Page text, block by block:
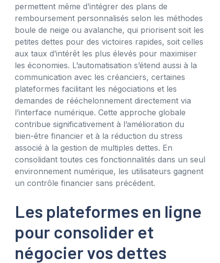
permettent même d’intégrer des plans de
remboursement personnalisés selon les méthodes
boule de neige ou avalanche, qui priorisent soit les
petites dettes pour des victoires rapides, soit celles
aux taux d’intérêt les plus élevés pour maximiser
les économies. L’automatisation s’étend aussi à la
communication avec les créanciers, certaines
plateformes facilitant les négociations et les
demandes de rééchelonnement directement via
l’interface numérique. Cette approche globale
contribue significativement à l’amélioration du
bien-être financier et à la réduction du stress
associé à la gestion de multiples dettes. En
consolidant toutes ces fonctionnalités dans un seul
environnement numérique, les utilisateurs gagnent
un contrôle financier sans précédent.
Les plateformes en ligne
pour consolider et
négocier vos dettes